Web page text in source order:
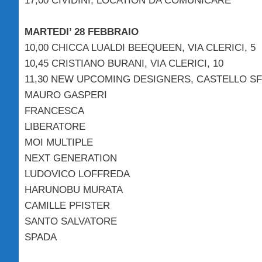
MARTEDI’ 28 FEBBRAIO
10,00 CHICCA LUALDI BEEQUEEN, VIA CLERICI, 5
10,45 CRISTIANO BURANI, VIA CLERICI, 10
11,30 NEW UPCOMING DESIGNERS, CASTELLO
MAURO GASPERI
FRANCESCA
LIBERATORE
MOI MULTIPLE
NEXT GENERATION
LUDOVICO LOFFREDA
HARUNOBU MURATA
CAMILLE PFISTER
SANTO SALVATORE
SPADA